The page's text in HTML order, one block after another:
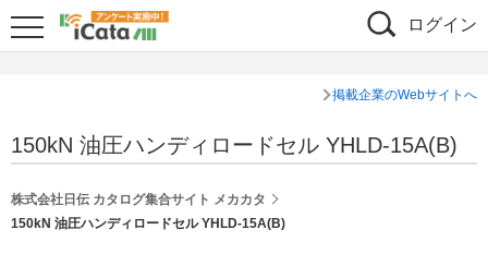
ログイン
掲載企業のWebサイトへ
150kN 油圧ハンディロードセル YHLD-15A(B)
株式会社日伝 カタログ集合サイト メカカタ
150kN 油圧ハンディロードセル YHLD-15A(B)